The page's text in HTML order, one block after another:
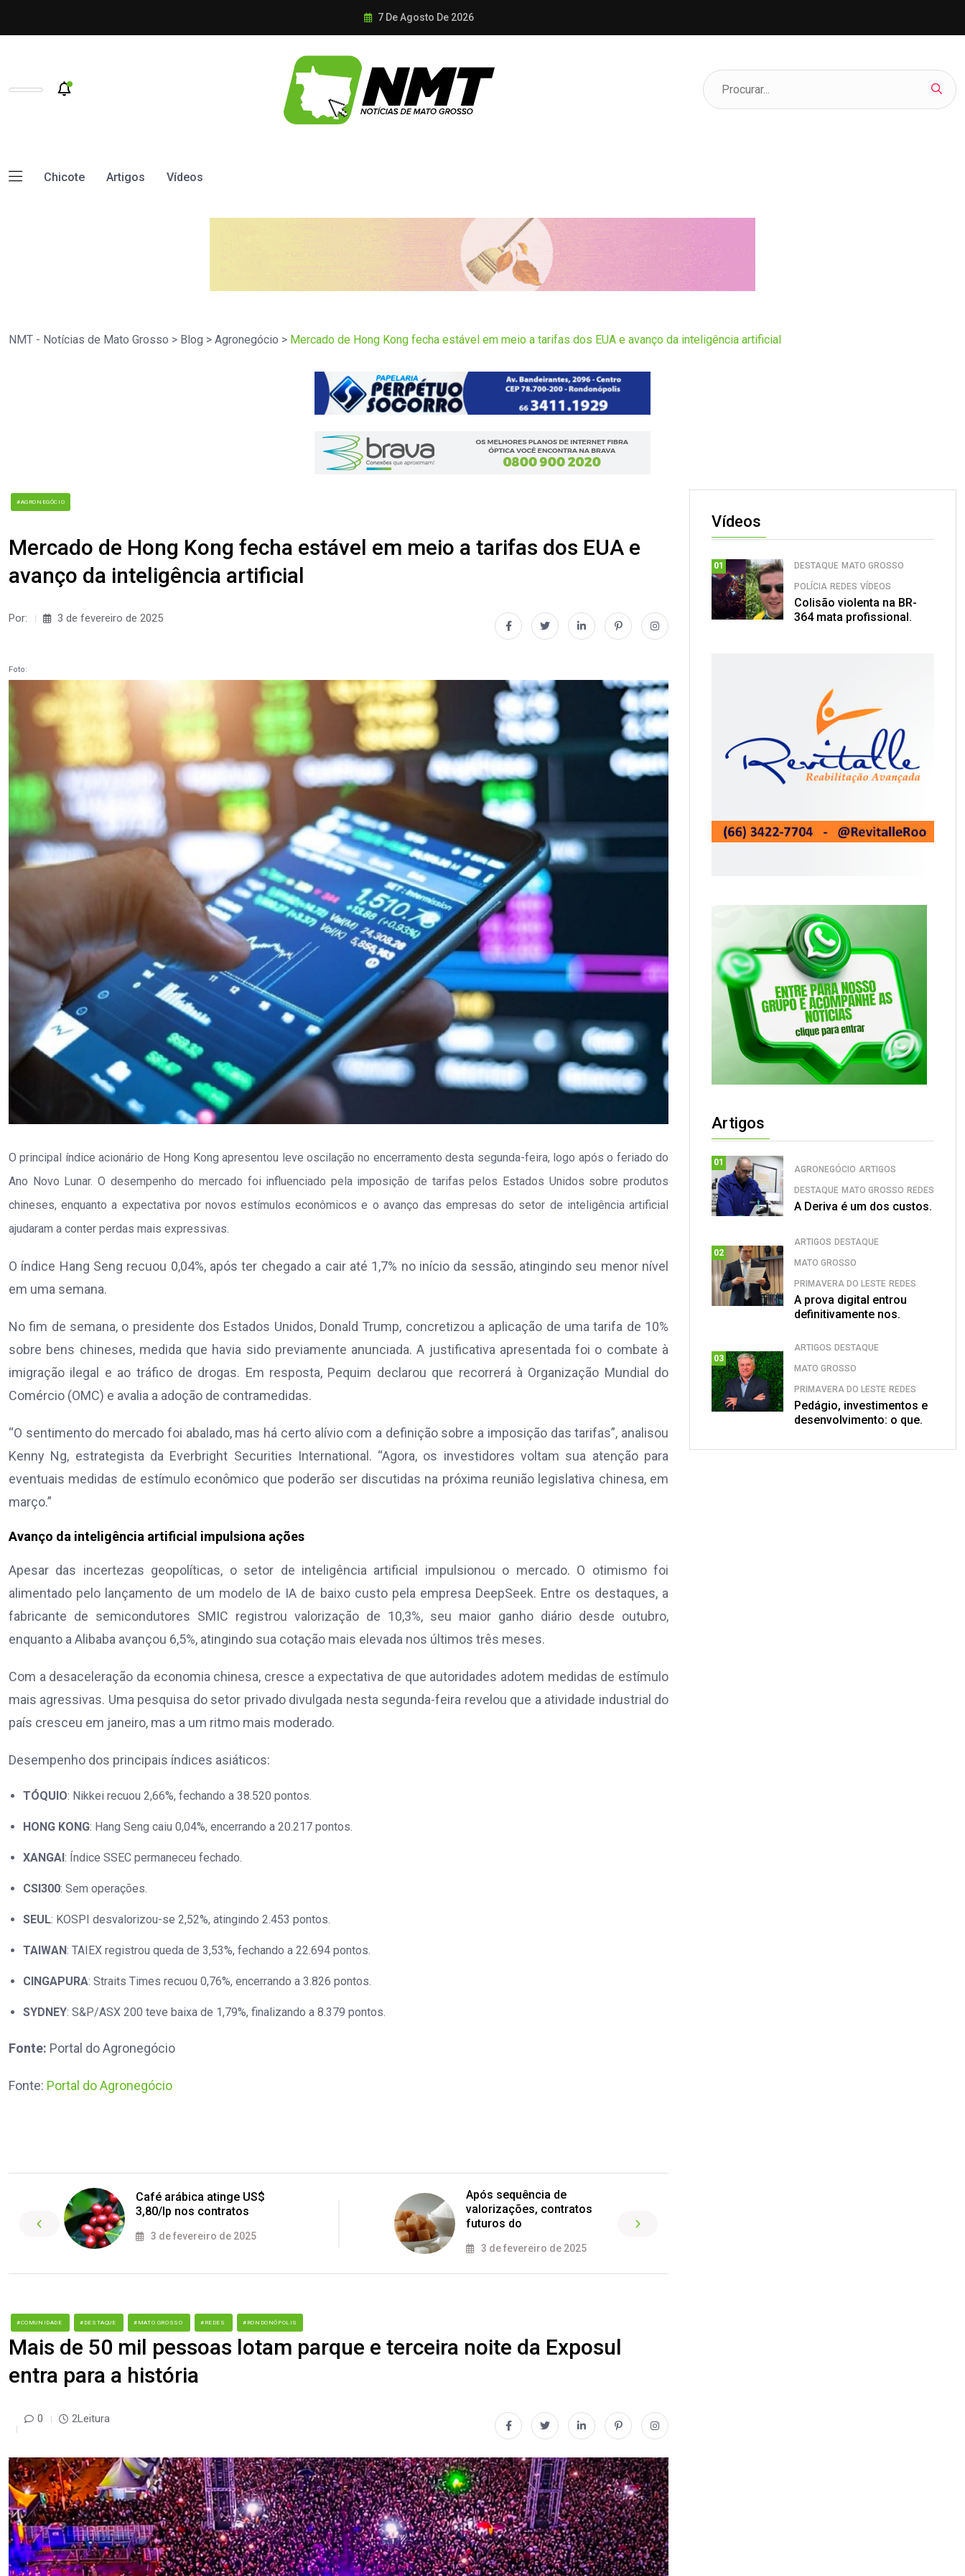
7 De Agosto De 2026
Chicote Artigos Vídeos
NMT - Notícias de Mato Grosso > Blog > Agronegócio > Mercado de Hong Kong fecha estável em meio a tarifas dos EUA e avanço da inteligência artificial
#AGRONEGÓCIO
Mercado de Hong Kong fecha estável em meio a tarifas dos EUA e
avanço da inteligência artificial
Por: 3 de fevereiro de 2025
Foto:
O principal índice acionário de Hong Kong apresentou leve oscilação no encerramento desta segunda-feira, logo após o feriado do
Ano Novo Lunar. O desempenho do mercado foi influenciado pela imposição de tarifas pelos Estados Unidos sobre produtos
chineses, enquanto a expectativa por novos estímulos econômicos e o avanço das empresas do setor de inteligência artificial
ajudaram a conter perdas mais expressivas.
O índice Hang Seng recuou 0,04%, após ter chegado a cair até 1,7% no início da sessão, atingindo seu menor nível
em uma semana.
No fim de semana, o presidente dos Estados Unidos, Donald Trump, concretizou a aplicação de uma tarifa de 10%
sobre bens chineses, medida que havia sido previamente anunciada. A justificativa apresentada foi o combate à
imigração ilegal e ao tráfico de drogas. Em resposta, Pequim declarou que recorrerá à Organização Mundial do
Comércio (OMC) e avalia a adoção de contramedidas.
“O sentimento do mercado foi abalado, mas há certo alívio com a definição sobre a imposição das tarifas”, analisou
Kenny Ng, estrategista da Everbright Securities International. “Agora, os investidores voltam sua atenção para
eventuais medidas de estímulo econômico que poderão ser discutidas na próxima reunião legislativa chinesa, em
março.”
Avanço da inteligência artificial impulsiona ações
Apesar das incertezas geopolíticas, o setor de inteligência artificial impulsionou o mercado. O otimismo foi
alimentado pelo lançamento de um modelo de IA de baixo custo pela empresa DeepSeek. Entre os destaques, a
fabricante de semicondutores SMIC registrou valorização de 10,3%, seu maior ganho diário desde outubro,
enquanto a Alibaba avançou 6,5%, atingindo sua cotação mais elevada nos últimos três meses.
Com a desaceleração da economia chinesa, cresce a expectativa de que autoridades adotem medidas de estímulo
mais agressivas. Uma pesquisa do setor privado divulgada nesta segunda-feira revelou que a atividade industrial do
país cresceu em janeiro, mas a um ritmo mais moderado.
Desempenho dos principais índices asiáticos:
TÓQUIO: Nikkei recuou 2,66%, fechando a 38.520 pontos.
HONG KONG: Hang Seng caiu 0,04%, encerrando a 20.217 pontos.
XANGAI: Índice SSEC permaneceu fechado.
CSI300: Sem operações.
SEUL: KOSPI desvalorizou-se 2,52%, atingindo 2.453 pontos.
TAIWAN: TAIEX registrou queda de 3,53%, fechando a 22.694 pontos.
CINGAPURA: Straits Times recuou 0,76%, encerrando a 3.826 pontos.
SYDNEY: S&P/ASX 200 teve baixa de 1,79%, finalizando a 8.379 pontos.
Fonte: Portal do Agronegócio
Fonte: Portal do Agronegócio
Café arábica atinge US$
3,80/lp nos contratos
3 de fevereiro de 2025
Após sequência de
valorizações, contratos
futuros do
3 de fevereiro de 2025
#COMUNIDADE #DESTAQUE #MATO GROSSO #REDES #RONDONÓPOLIS
Mais de 50 mil pessoas lotam parque e terceira noite da Exposul
entra para a história
0 2Leitura
Vídeos
01 DESTAQUE MATO GROSSO
POLÍCIA REDES VÍDEOS
Colisão violenta na BR-
364 mata profissional.
Artigos
01
AGRONEGÓCIO ARTIGOS
DESTAQUE MATO GROSSO REDES
A Deriva é um dos custos.
02
ARTIGOS DESTAQUE
MATO GROSSO
PRIMAVERA DO LESTE REDES
A prova digital entrou
definitivamente nos.
03
ARTIGOS DESTAQUE
MATO GROSSO
PRIMAVERA DO LESTE REDES
Pedágio, investimentos e
desenvolvimento: o que.